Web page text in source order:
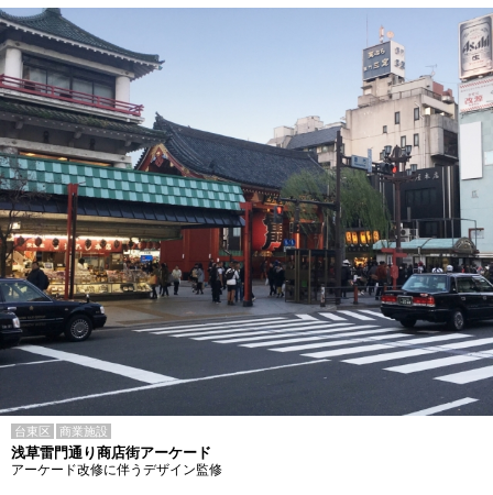
台東区 商業施設
浅草雷門通り商店街アーケード
アーケード改修に伴うデザイン監修